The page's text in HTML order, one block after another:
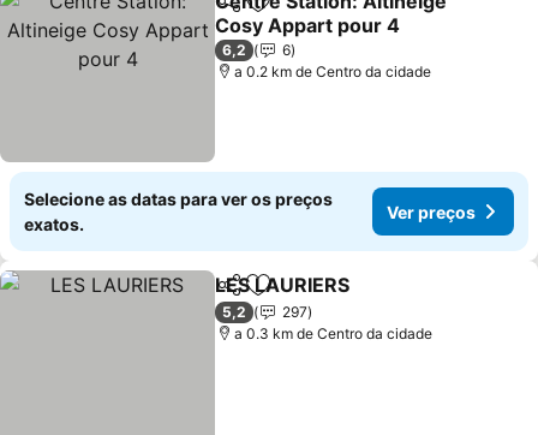
PartilharAdicionar aos favoritos
Cosy Appart pour 4
6,2
6
a 0.2 km de Centro da cidade
Selecione as datas para ver os preços
exatos.
Ver preços
PartilharAdicionar aos favoritos
LES LAURIERS
5,2
297
a 0.3 km de Centro da cidade